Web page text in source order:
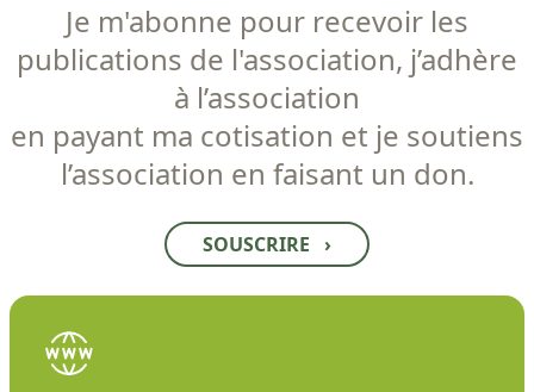
Je m'abonne pour recevoir les
publications de l'association, j’adhère
à l’association
en payant ma cotisation et je soutiens
l’association en faisant un don.
SOUSCRIRE ›